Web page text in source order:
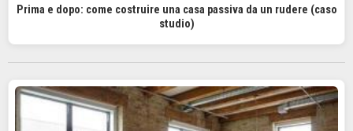
Prima e dopo: come costruire una casa passiva da un rudere (caso
studio)